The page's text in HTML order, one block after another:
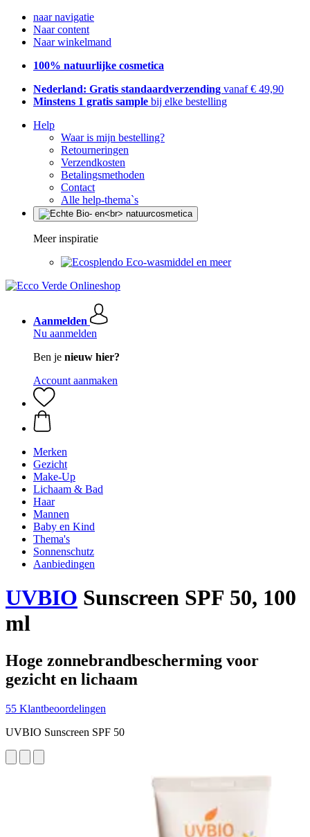
naar navigatie
Naar content
Naar winkelmand
100% natuurlijke cosmetica
Nederland: Gratis standaardverzending vanaf € 49,90
Minstens 1 gratis sample bij elke bestelling
Help
Waar is mijn bestelling?
Retourneringen
Verzendkosten
Betalingsmethoden
Contact
Alle help-thema`s
Meer inspiratie
Eco-wasmiddel en meer
Aanmelden
Nu aanmelden
Ben je nieuw hier?
Account aanmaken
Merken
Gezicht
Make-Up
Lichaam & Bad
Haar
Mannen
Baby en Kind
Thema's
Sonnenschutz
Aanbiedingen
UVBIO Sunscreen SPF 50, 100
ml
Hoge zonnebrandbescherming voor
gezicht en lichaam
55 Klantbeoordelingen
UVBIO Sunscreen SPF 50